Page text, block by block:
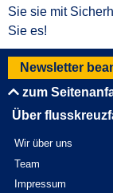
Sie sie mit
Sie es!
Newsletter
zum
Über
Wir über uns
Team
Impressum